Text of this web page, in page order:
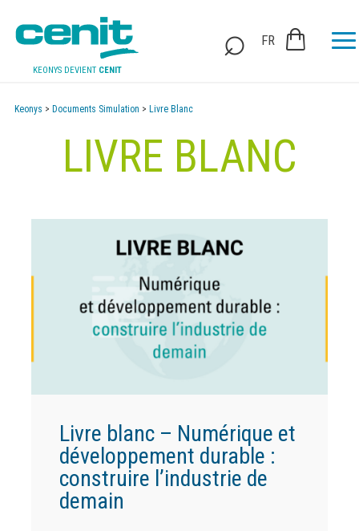
KEONYS DEVIENT CENIT
FR
Keonys > Documents Simulation > Livre Blanc
LIVRE BLANC
Livre blanc – Numérique et
développement durable :
construire l’industrie de
demain